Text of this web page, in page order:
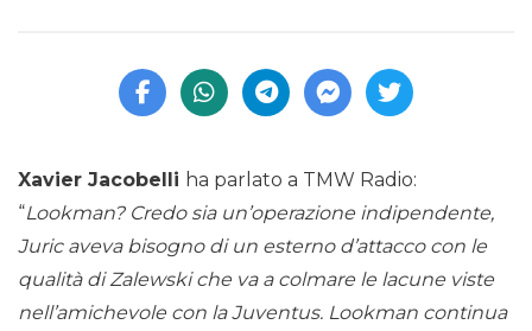
Xavier Jacobelli ha parlato a TMW Radio:
“Lookman? Credo sia un’operazione indipendente,
Juric aveva bisogno di un esterno d’attacco con le
qualità di Zalewski che va a colmare le lacune viste
nell’amichevole con la Juventus. Lookman continua